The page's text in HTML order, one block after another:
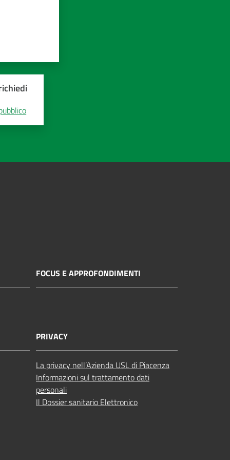
FOCUS E APPROFONDIMENTI
PRIVACY
La privacy nell’Azienda USL di Piacenza
Informazioni sul trattamento dati
personali
Il Dossier sanitario Elettronico